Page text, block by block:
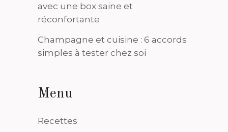
avec une box saine et
réconfortante
Champagne et cuisine : 6 accords
simples à tester chez soi
Menu
Recettes